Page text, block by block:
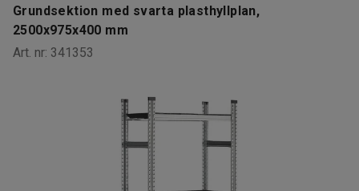
Grundsektion med svarta plasthyllplan,
2500x975x400 mm
Art. nr: 341353